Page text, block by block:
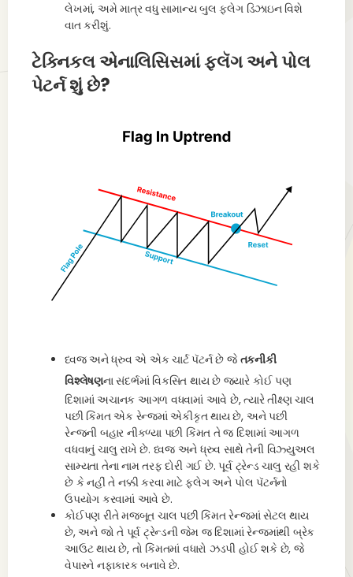
લેખમાં, અમે માત્ર વધુ સામાન્ય બુલ ફ્લેગ ડિઝાઇન વિશે
વાત કરીશું.
ટેક્નિકલ એનાલિસિસમાં ફ્લૅગ અને પોલ
પેટર્ન શું છે?
ધ્વજ અને ધ્રુવ એ એક ચાર્ટ પૅટર્ન છે જે તકનીકી
વિશ્લેષણના સંદર્ભમાં વિકસિત થાય છે જ્યારે કોઈ પણ
દિશામાં અચાનક આગળ વધવામાં આવે છે, ત્યારે તીક્ષ્ણ ચાલ
પછી કિંમત એક રેન્જમાં એકીકૃત થાય છે, અને પછી
રેન્જની બહાર નીકળ્યા પછી કિંમત તે જ દિશામાં આગળ
વધવાનું ચાલુ રાખે છે. ધ્વજ અને ધ્રુવ સાથે તેની વિઝ્યુઅલ
સામ્યતા તેના નામ તરફ દોરી ગઈ છે. પૂર્વ ટ્રેન્ડ ચાલુ રહી શકે
છે કે નહીં તે નક્કી કરવા માટે ફ્લેગ અને પોલ પૅટર્નનો
ઉપયોગ કરવામાં આવે છે.
કોઈપણ રીતે મજબૂત ચાલ પછી કિંમત રેન્જમાં સેટલ થાય
છે, અને જો તે પૂર્વ ટ્રેન્ડની જેમ જ દિશામાં રેન્જમાંથી બ્રેક
આઉટ થાય છે, તો કિંમતમાં વધારો ઝડપી હોઈ શકે છે, જે
વેપારને નફાકારક બનાવે છે.